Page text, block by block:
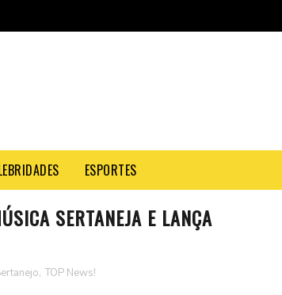
ESPORTES
SERTANEJA E LANÇA
, TOP News!